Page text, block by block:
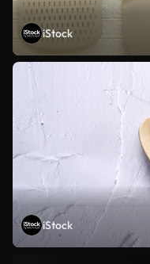
iStock
iStock